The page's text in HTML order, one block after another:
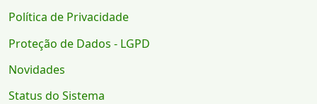
Política de Privacidade
Proteção de Dados - LGPD
Novidades
Status do Sistema